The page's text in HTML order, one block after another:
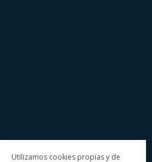
Utilizamos cookies propias y de